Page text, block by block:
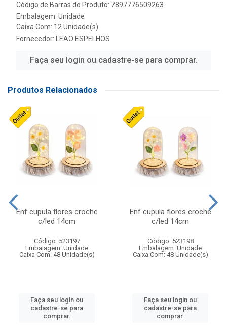
Código de Barras do Produto: 7897776509263
Embalagem: Unidade
Caixa Com: 12 Unidade(s)
Fornecedor:
LEAO ESPELHOS
Faça seu login ou cadastre-se para comprar.
Produtos Relacionados
Enf cupula flores croche
c/led 14cm
Código: 523197
Embalagem: Unidade
Caixa Com: 48 Unidade(s)
Faça seu login ou
cadastre-se para
comprar.
Enf cupula flores croche
c/led 14cm
Código: 523198
Embalagem: Unidade
Caixa Com: 48 Unidade(s)
Faça seu login ou
cadastre-se para
comprar.